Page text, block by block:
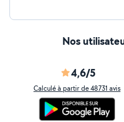
Nos
4,6/5
Calculé à partir de 48731 avis